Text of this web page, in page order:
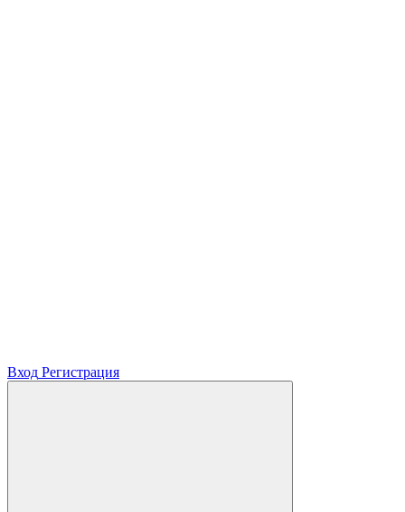
Вход Регистрация